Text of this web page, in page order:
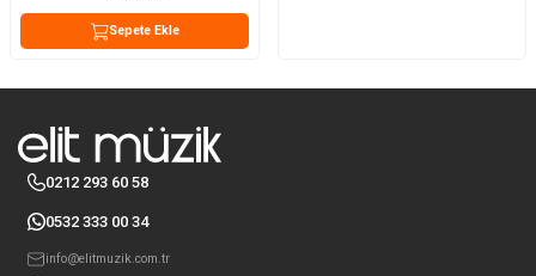
Sepete Ekle
0212 293 60 58
0532 333 00 34
info@elitmuzik.com.tr